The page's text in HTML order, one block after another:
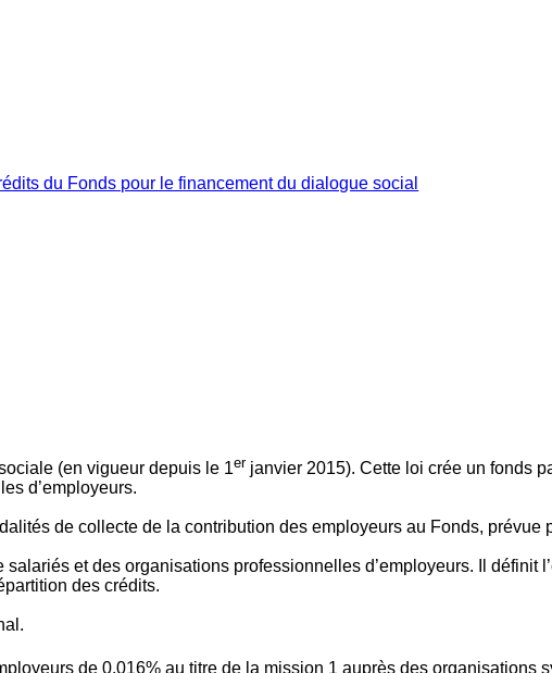
du Fonds pour le financement du dialogue social
(en vigueur depuis le 1er janvier 2015). Cette loi crée un fonds
d’employeurs.
de collecte de la contribution des employeurs au Fonds, prévue
et des organisations professionnelles d’employeurs. Il définit
des crédits.
de 0,016% au titre de la mission 1 auprès des organisations